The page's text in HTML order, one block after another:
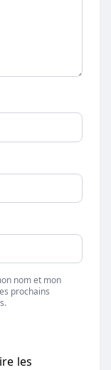
nom et mon
prochains
les